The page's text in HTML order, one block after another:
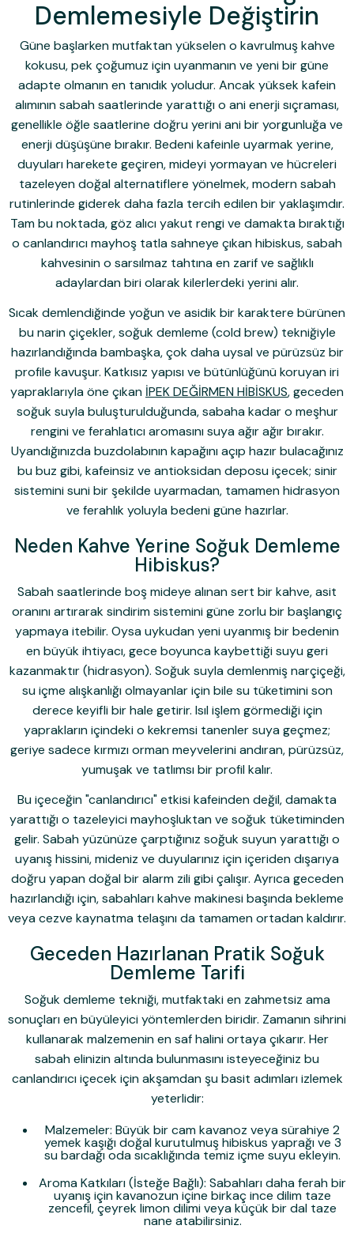
Demlemesiyle Değiştirin
Güne başlarken mutfaktan yükselen o kavrulmuş kahve
kokusu, pek çoğumuz için uyanmanın ve yeni bir güne
adapte olmanın en tanıdık yoludur. Ancak yüksek kafein
alımının sabah saatlerinde yarattığı o ani enerji sıçraması,
genellikle öğle saatlerine doğru yerini ani bir yorgunluğa ve
enerji düşüşüne bırakır. Bedeni kafeinle uyarmak yerine,
duyuları harekete geçiren, mideyi yormayan ve hücreleri
tazeleyen doğal alternatiflere yönelmek, modern sabah
rutinlerinde giderek daha fazla tercih edilen bir yaklaşımdır.
Tam bu noktada, göz alıcı yakut rengi ve damakta bıraktığı
o canlandırıcı mayhoş tatla sahneye çıkan hibiskus, sabah
kahvesinin o sarsılmaz tahtına en zarif ve sağlıklı
adaylardan biri olarak kilerlerdeki yerini alır.
Sıcak demlendiğinde yoğun ve asidik bir karaktere bürünen
bu narin çiçekler, soğuk demleme (cold brew) tekniğiyle
hazırlandığında bambaşka, çok daha uysal ve pürüzsüz bir
profile kavuşur. Katkısız yapısı ve bütünlüğünü koruyan iri
yapraklarıyla öne çıkan İPEK DEĞİRMEN HİBİSKUS, geceden
soğuk suyla buluşturulduğunda, sabaha kadar o meşhur
rengini ve ferahlatıcı aromasını suya ağır ağır bırakır.
Uyandığınızda buzdolabının kapağını açıp hazır bulacağınız
bu buz gibi, kafeinsiz ve antioksidan deposu içecek; sinir
sistemini suni bir şekilde uyarmadan, tamamen hidrasyon
ve ferahlık yoluyla bedeni güne hazırlar.
Neden Kahve Yerine Soğuk Demleme
Hibiskus?
Sabah saatlerinde boş mideye alınan sert bir kahve, asit
oranını artırarak sindirim sistemini güne zorlu bir başlangıç
yapmaya itebilir. Oysa uykudan yeni uyanmış bir bedenin
en büyük ihtiyacı, gece boyunca kaybettiği suyu geri
kazanmaktır (hidrasyon). Soğuk suyla demlenmiş narçiçeği,
su içme alışkanlığı olmayanlar için bile su tüketimini son
derece keyifli bir hale getirir. Isıl işlem görmediği için
yaprakların içindeki o kekremsi tanenler suya geçmez;
geriye sadece kırmızı orman meyvelerini andıran, pürüzsüz,
yumuşak ve tatlımsı bir profil kalır.
Bu içeceğin "canlandırıcı" etkisi kafeinden değil, damakta
yarattığı o tazeleyici mayhoşluktan ve soğuk tüketiminden
gelir. Sabah yüzünüze çarptığınız soğuk suyun yarattığı o
uyanış hissini, mideniz ve duyularınız için içeriden dışarıya
doğru yapan doğal bir alarm zili gibi çalışır. Ayrıca geceden
hazırlandığı için, sabahları kahve makinesi başında bekleme
veya cezve kaynatma telaşını da tamamen ortadan kaldırır.
Geceden Hazırlanan Pratik Soğuk
Demleme Tarifi
Soğuk demleme tekniği, mutfaktaki en zahmetsiz ama
sonuçları en büyüleyici yöntemlerden biridir. Zamanın sihrini
kullanarak malzemenin en saf halini ortaya çıkarır. Her
sabah elinizin altında bulunmasını isteyeceğiniz bu
canlandırıcı içecek için akşamdan şu basit adımları izlemek
yeterlidir:
Malzemeler: Büyük bir cam kavanoz veya sürahiye 2
yemek kaşığı doğal kurutulmuş hibiskus yaprağı ve 3
su bardağı oda sıcaklığında temiz içme suyu ekleyin.
Aroma Katkıları (İsteğe Bağlı): Sabahları daha ferah bir
uyanış için kavanozun içine birkaç ince dilim taze
zencefil, çeyrek limon dilimi veya küçük bir dal taze
nane atabilirsiniz.